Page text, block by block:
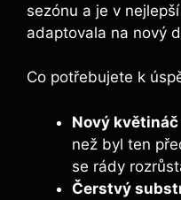
sezónu ‍a je v
adaptovala na nový
Co potřebujete k
Nový ⁢květináč
než byl ten⁤
se rády
Čerstvý